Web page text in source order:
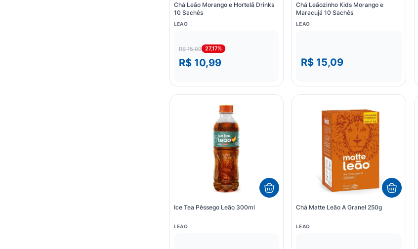
Chá Leão Morango e Hortelã Drinks
10 Sachês
LEAO
R$ 15,09 27,17%
R$ 10,99
Chá Leãozinho Kids Morango e
Maracujá 10 Sachês
LEAO
R$ 15,09
Ice Tea Pêssego Leão 300ml
LEAO
Chá Matte Leão A Granel 250g
LEAO